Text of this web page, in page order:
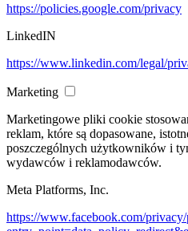
https://policies.google.com/privacy
LinkedIN
https://www.linkedin.com/legal/
Marketing
Marketingowe pliki cookie
reklam, które są dopasowane,
poszczególnych użytkowników i
wydawców i reklamodawców.
Meta Platforms, Inc.
https://www.facebook.com/